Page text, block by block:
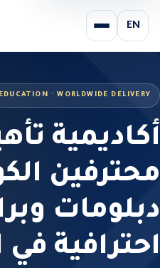
EN
· WORLDWIDE DELIVERY
أكاديمية
محترفين
دبلومات
احترافية